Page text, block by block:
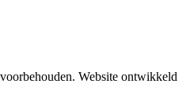
Website ontwikkeld